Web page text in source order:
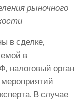
рыночного
в сделке,
в
налоговый орган
В случае